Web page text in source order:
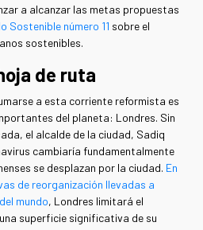
a alcanzar las metas propuestas
Sostenible número 11 sobre el
sostenibles.
de ruta
a esta corriente reformista es
del planeta: Londres. Sin
el alcalde de la ciudad, Sadiq
cambiaría fundamentalmente
se desplazan por la ciudad. En
de reorganización llevadas a
mundo, Londres limitará el
superficie significativa de su